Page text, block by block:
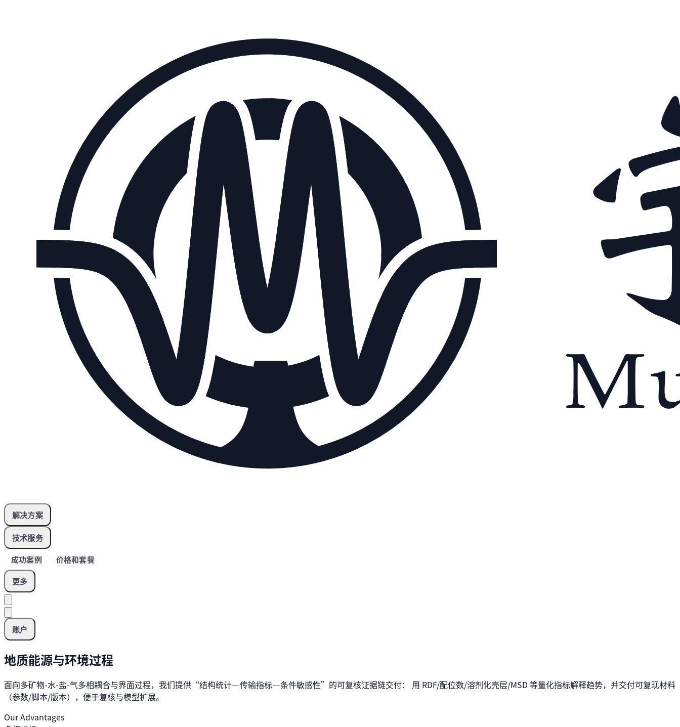
解决方案
技术服务
成功案例 价格和套餐
更多
账户
地质能源与环境过程
面向多矿物-水-盐-气多相耦合与界面过程，我们提供“结构统计—传输指标—条件敏感性”的可复核证据链交付： 用 RDF/配位数/溶剂化壳层/MSD 等量化指标解释趋势，并交付可复现材料
（参数/脚本/版本），便于复核与模型扩展。
Our Advantages